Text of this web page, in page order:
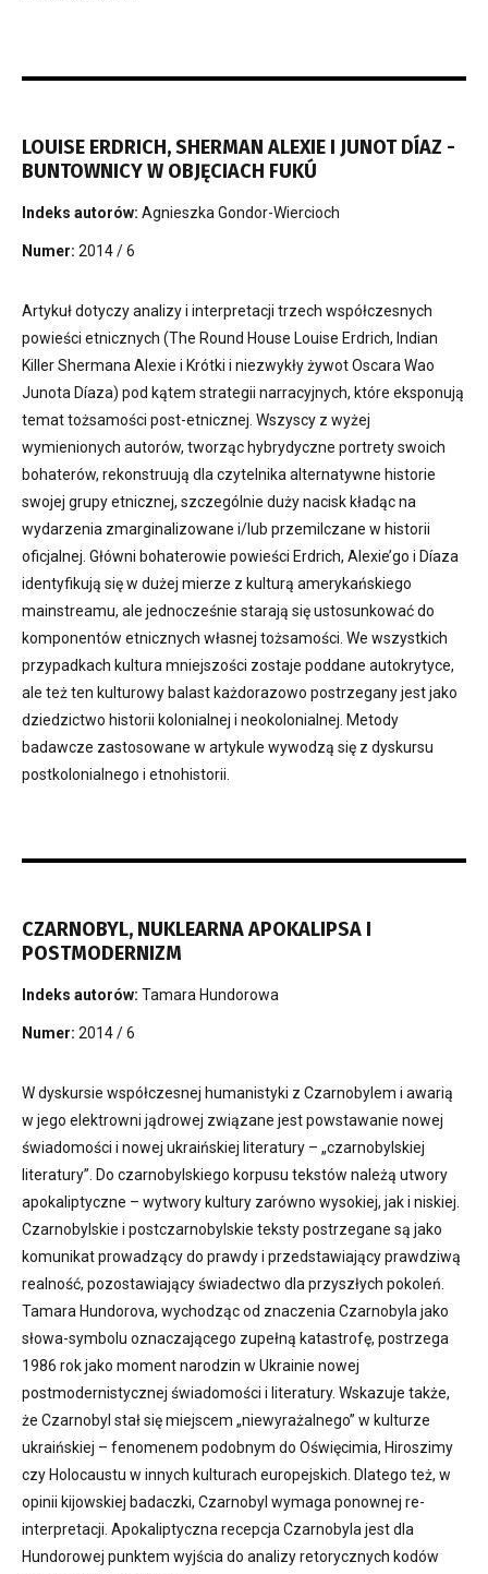
LOUISE ERDRICH, SHERMAN ALEXIE I JUNOT DÍAZ -
BUNTOWNICY W OBJĘCIACH FUKÚ
Indeks autorów: Agnieszka Gondor-Wiercioch
Numer: 2014 / 6
Artykuł dotyczy analizy i interpretacji trzech współczesnych
powieści etnicznych (The Round House Louise Erdrich, Indian
Killer Shermana Alexie i Krótki i niezwykły żywot Oscara Wao
Junota Díaza) pod kątem strategii narracyjnych, które eksponują
temat tożsamości post-etnicznej. Wszyscy z wyżej
wymienionych autorów, tworząc hybrydyczne portrety swoich
bohaterów, rekonstruują dla czytelnika alternatywne historie
swojej grupy etnicznej, szczególnie duży nacisk kładąc na
wydarzenia zmarginalizowane i/lub przemilczane w historii
oficjalnej. Główni bohaterowie powieści Erdrich, Alexie’go i Díaza
identyfikują się w dużej mierze z kulturą amerykańskiego
mainstreamu, ale jednocześnie starają się ustosunkować do
komponentów etnicznych własnej tożsamości. We wszystkich
przypadkach kultura mniejszości zostaje poddane autokrytyce,
ale też ten kulturowy balast każdorazowo postrzegany jest jako
dziedzictwo historii kolonialnej i neokolonialnej. Metody
badawcze zastosowane w artykule wywodzą się z dyskursu
postkolonialnego i etnohistorii.
CZARNOBYL, NUKLEARNA APOKALIPSA I
POSTMODERNIZM
Indeks autorów: Tamara Hundorowa
Numer: 2014 / 6
W dyskursie współczesnej humanistyki z Czarnobylem i awarią
w jego elektrowni jądrowej związane jest powstawanie nowej
świadomości i nowej ukraińskiej literatury – „czarnobylskiej
literatury”. Do czarnobylskiego korpusu tekstów należą utwory
apokaliptyczne – wytwory kultury zarówno wysokiej, jak i niskiej.
Czarnobylskie i postczarnobylskie teksty postrzegane są jako
komunikat prowadzący do prawdy i przedstawiający prawdziwą
realność, pozostawiający świadectwo dla przyszłych pokoleń.
Tamara Hundorova, wychodząc od znaczenia Czarnobyla jako
słowa-symbolu oznaczającego zupełną katastrofę, postrzega
1986 rok jako moment narodzin w Ukrainie nowej
postmodernistycznej świadomości i literatury. Wskazuje także,
że Czarnobyl stał się miejscem „niewyrażalnego” w kulturze
ukraińskiej – fenomenem podobnym do Oświęcimia, Hiroszimy
czy Holocaustu w innych kulturach europejskich. Dlatego też, w
opinii kijowskiej badaczki, Czarnobyl wymaga ponownej re-
interpretacji. Apokaliptyczna recepcja Czarnobyla jest dla
Hundorowej punktem wyjścia do analizy retorycznych kodów